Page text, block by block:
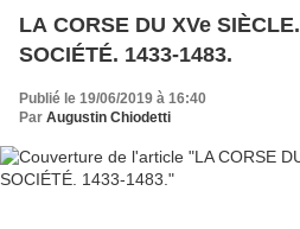
LA CORSE DU XVe SIÈCLE. POLITIQUE ET
SOCIÉTÉ. 1433-1483.
Publié le 19/06/2019 à 16:40
Par Augustin Chiodetti